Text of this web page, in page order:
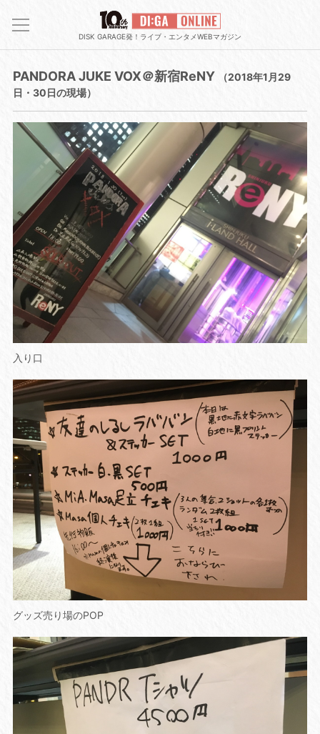
DISK GARAGE発！ライブ・エンタメWEBマガジン
PANDORA JUKE VOX＠新宿ReNY
（2018年1月29
日・30日の現場）
入り口
グッズ売り場のPOP